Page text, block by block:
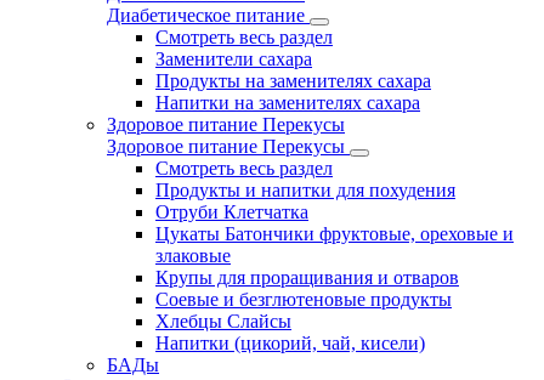
Диабетическое питание
Смотреть весь раздел
Заменители сахара
Продукты на заменителях сахара
Напитки на заменителях сахара
Здоровое питание Перекусы
Здоровое питание Перекусы
Смотреть весь раздел
Продукты и напитки для похудения
Отруби Клетчатка
Цукаты Батончики фруктовые, ореховые и
злаковые
Крупы для проращивания и отваров
Соевые и безглютеновые продукты
Хлебцы Слайсы
Напитки (цикорий, чай, кисели)
БАДы